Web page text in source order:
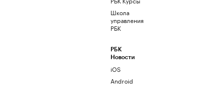
Школа
управления
РБК
РБК
Новости
iOS
Android